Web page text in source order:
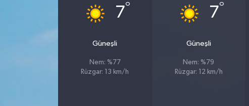
7°
Güneşli
Nem: %77
Rüzgar: 13 km/h
7°
Güneşli
Nem: %79
Rüzgar: 12 km/h